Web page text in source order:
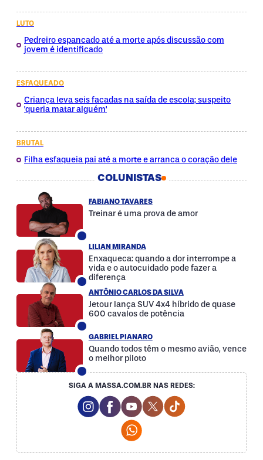
LUTO
Pedreiro espancado até a morte após discussão com
jovem é identificado
ESFAQUEADO
Criança leva seis facadas na saída de escola; suspeito
'queria matar alguém'
BRUTAL
Filha esfaqueia pai até a morte e arranca o coração dele
COLUNISTAS
FABIANO TAVARES
Treinar é uma prova de amor
LILIAN MIRANDA
Enxaqueca: quando a dor interrompe a
vida e o autocuidado pode fazer a
diferença
ANTÔNIO CARLOS DA SILVA
Jetour lança SUV 4x4 híbrido de quase
600 cavalos de potência
GABRIEL PIANARO
Quando todos têm o mesmo avião, vence
o melhor piloto
SIGA A MASSA.COM.BR NAS REDES:
Instagram Social Media
Facebook Social Media
Youtube Social Media
Twitter Social Media
Tiktok Social